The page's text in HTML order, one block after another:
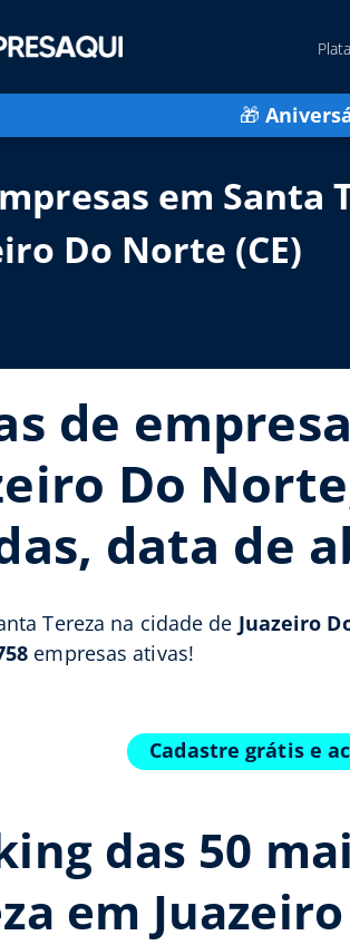
🎁
em Santa
Do Norte (CE)
de
Do
data de
Tereza na cidade de Juazeiro
empresas ativas!
Cadastre grátis e
das 50
em